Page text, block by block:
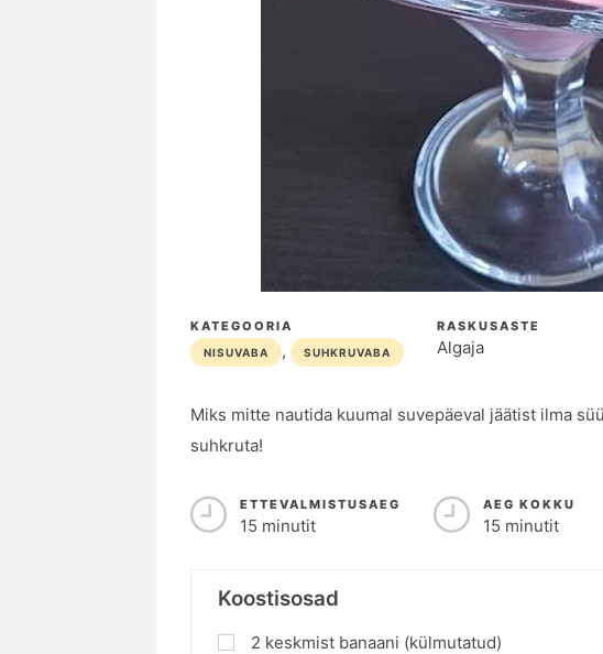
KATEGOORIA
NISUVABA , SUHKRUVABA
RASKUSASTE
Algaja
Miks mitte nautida kuumal suvepäeval jäätist ilma
suhkruta!
ETTEVALMISTUSAEG
15 minutit
AEG KOKKU
15 minutit
Koostisosad
2 keskmist banaani (külmutatud)